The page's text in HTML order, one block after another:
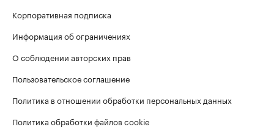
Корпоративная подписка
Информация об ограничениях
О соблюдении авторских прав
Пользовательское соглашение
Политика в отношении обработки персональных данных
Политика обработки файлов cookie